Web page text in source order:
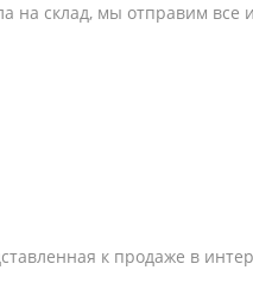
на склад, мы отправим
к продаже в